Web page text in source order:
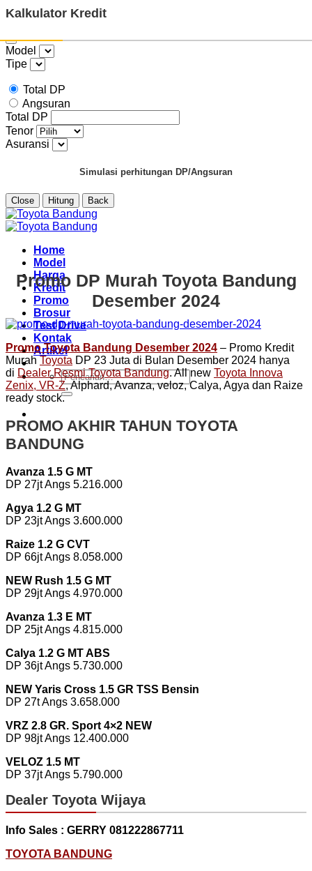
Kalkulator Kredit
Model
Tipe
Total DP
Angsuran
Total DP
Tenor
Asuransi
Simulasi perhitungan DP/Angsuran
Close Hitung Back
Skip
to
Home
Model
Harga
Kredit
Promo
Brosur
Test Drive
Kontak
Artikel
Pencarian
untuk:
Promo DP Murah Toyota Bandung
Desember 2024
Promo Toyota Bandung Desember 2024 – Promo Kredit
Murah Toyota DP 23 Juta di Bulan Desember 2024 hanya
di Dealer Resmi Toyota Bandung. All new Toyota Innova
Zenix, VR-Z, Alphard, Avanza, veloz, Calya, Agya dan Raize
ready stock.
PROMO AKHIR TAHUN TOYOTA
BANDUNG
Avanza 1.5 G MT
DP 27jt Angs 5.216.000
Agya 1.2 G MT
DP 23jt Angs 3.600.000
Raize 1.2 G CVT
DP 66jt Angs 8.058.000
NEW Rush 1.5 G MT
DP 29jt Angs 4.970.000
Avanza 1.3 E MT
DP 25jt Angs 4.815.000
Calya 1.2 G MT ABS
DP 36jt Angs 5.730.000
NEW Yaris Cross 1.5 GR TSS Bensin
DP 27t Angs 3.658.000
VRZ 2.8 GR. Sport 4×2 NEW
DP 98jt Angs 12.400.000
VELOZ 1.5 MT
DP 37jt Angs 5.790.000
Dealer Toyota Wijaya
Info Sales : GERRY 081222867711
TOYOTA BANDUNG